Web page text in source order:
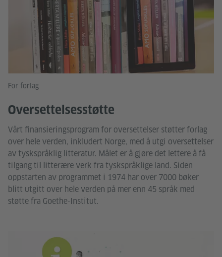
For forlag
Oversettelsesstøtte
Vårt finansieringsprogram for oversettelser støtter forlag
over hele verden, inkludert Norge, med å utgi oversettelser
av tyskspråklig litteratur. Målet er å gjøre det lettere å få
tilgang til litterære verk fra tyskspråklige land. Siden
oppstarten av programmet i 1974 har over 7000 bøker
blitt utgitt over hele verden på mer enn 45 språk med
støtte fra Goethe-Institut.